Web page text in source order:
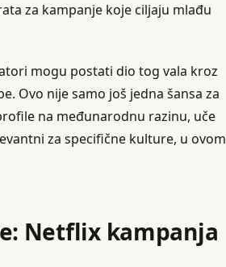
za kampanje koje ciljaju mlađu
mogu postati dio tog vala kroz
Ovo nije samo još jedna šansa za
na međunarodnu razinu, uče
za specifične kulture, u ovom
Netflix kampanja